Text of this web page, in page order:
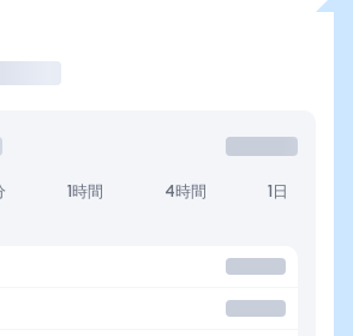
1時間 4時間 1日